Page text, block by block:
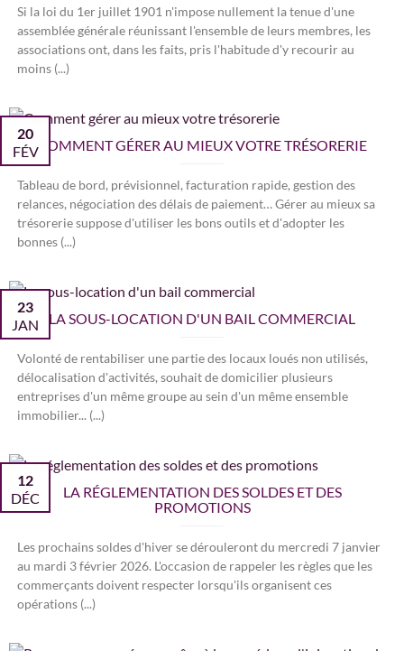
Si la loi du 1er juillet 1901 n'impose nullement la tenue d'une
assemblée générale réunissant l'ensemble de leurs membres, les
associations ont, dans les faits, pris l'habitude d'y recourir au
moins (...)
COMMENT GÉRER AU MIEUX VOTRE TRÉSORERIE
20
FÉV
Tableau de bord, prévisionnel, facturation rapide, gestion des
relances, négociation des délais de paiement… Gérer au mieux sa
trésorerie suppose d'utiliser les bons outils et d'adopter les
bonnes (...)
LA SOUS-LOCATION D'UN BAIL COMMERCIAL
23
JAN
Volonté de rentabiliser une partie des locaux loués non utilisés,
délocalisation d'activités, souhait de domicilier plusieurs
entreprises d'un même groupe au sein d'un même ensemble
immobilier... (...)
LA RÉGLEMENTATION DES SOLDES ET DES
PROMOTIONS
12
DÉC
Les prochains soldes d'hiver se dérouleront du mercredi 7 janvier
au mardi 3 février 2026. L'occasion de rappeler les règles que les
commerçants doivent respecter lorsqu'ils organisent ces
opérations (...)